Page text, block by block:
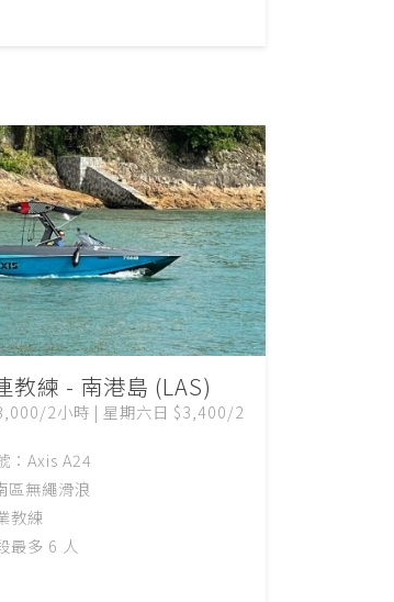
教練 - 南港島 (LAS)
2小時 | 星期六日 $3,400/2
：Axis A24
區無繩滑浪
教練
最多 6 人